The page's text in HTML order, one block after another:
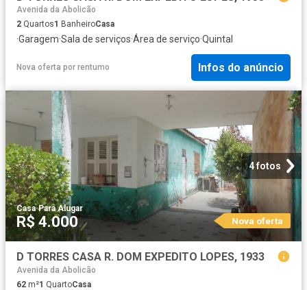
Avenida da Abolicão
2 Quartos1 BanheiroCasa
·Garagem·Sala de serviços·Área de serviço·Quintal
Nova oferta por rentumo Infos do anúncio
4 fotos
Casa·Para Alugar
R$ 4.000 Nova oferta
D TORRES CASA R. DOM EXPEDITO LOPES, 1933
Avenida da Abolicão
62 m²1 QuartoCasa